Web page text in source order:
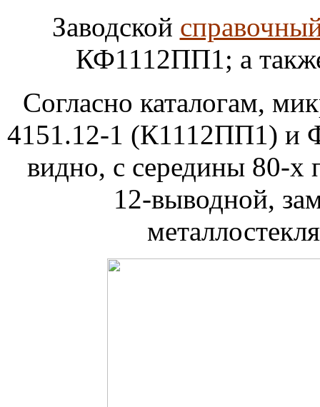
Заводской
КФ1112ПП1; а
Согласно каталогам,
4151.12-1 (К1112ПП1) и
видно, с середины 80-
12-выводной,